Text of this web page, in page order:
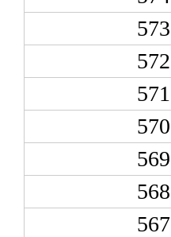
573
572
571
570
569
568
567